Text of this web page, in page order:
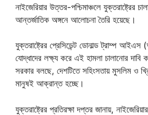
নাইজেরিয়ার উত্তর-পশ্চিমাঞ্চলে যুক্তরাষ্ট্রের
আন্তর্জাতিক অঙ্গনে আলোচনা তৈরি হয়েছে।
যুক্তরাষ্ট্রের প্রেসিডেন্ট ডোনাল্ড ট্রাম্প
যোদ্ধাদের লক্ষ্য করে এই হামলা চালানোর দাবি
সরকার বলছে, দেশটিতে সহিংসতায় মুসলিম ও
মানুষই আক্রান্ত হচ্ছে।
যুক্তরাষ্ট্রের প্রতিরক্ষা দপ্তর জানায়,